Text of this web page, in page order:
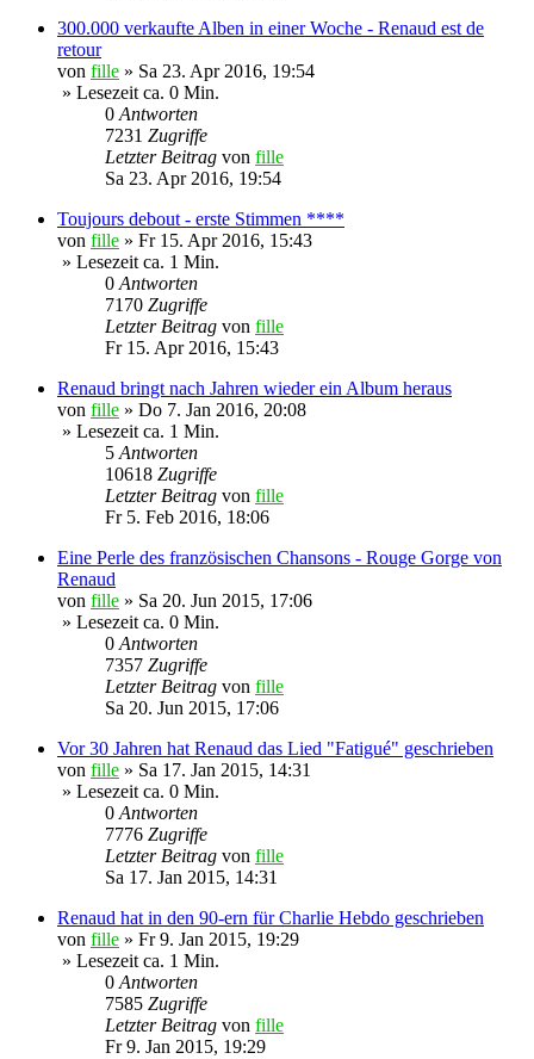
300.000 verkaufte Alben in einer Woche - Renaud est de
retour
von fille » Sa 23. Apr 2016, 19:54
» Lesezeit ca. 0 Min.
0Antworten
7231 Zugriffe
Letzter Beitrag von fille
Sa 23. Apr 2016, 19:54
Toujours debout - erste Stimmen ****
von fille » Fr 15. Apr 2016, 15:43
» Lesezeit ca. 1 Min.
0Antworten
7170 Zugriffe
Letzter Beitrag von fille
Fr 15. Apr 2016, 15:43
Renaud bringt nach Jahren wieder ein Album heraus
von fille » Do 7. Jan 2016, 20:08
» Lesezeit ca. 1 Min.
5Antworten
10618 Zugriffe
Letzter Beitrag von fille
Fr 5. Feb 2016, 18:06
Eine Perle des französischen Chansons - Rouge Gorge von
Renaud
von fille » Sa 20. Jun 2015, 17:06
» Lesezeit ca. 0 Min.
0Antworten
7357 Zugriffe
Letzter Beitrag von fille
Sa 20. Jun 2015, 17:06
Vor 30 Jahren hat Renaud das Lied "Fatigué" geschrieben
von fille » Sa 17. Jan 2015, 14:31
» Lesezeit ca. 0 Min.
0Antworten
7776 Zugriffe
Letzter Beitrag von fille
Sa 17. Jan 2015, 14:31
Renaud hat in den 90-ern für Charlie Hebdo geschrieben
von fille » Fr 9. Jan 2015, 19:29
» Lesezeit ca. 1 Min.
0Antworten
7585 Zugriffe
Letzter Beitrag von fille
Fr 9. Jan 2015, 19:29